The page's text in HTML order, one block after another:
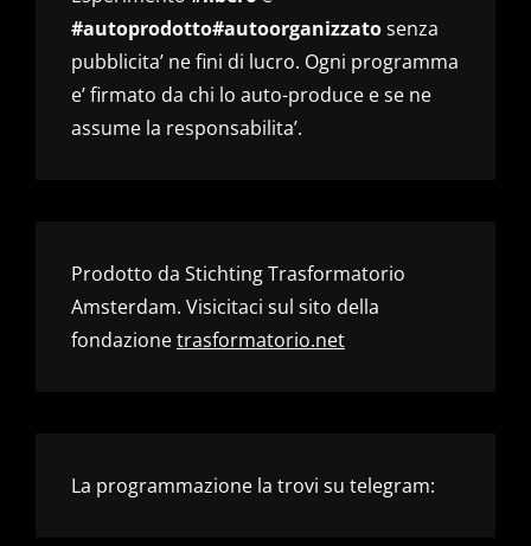
#autoprodotto#autoorganizzatosenza
pubblicita’ ne fini di lucro. Ogni programma
e’ firmato da chi lo auto-produce e se ne
assume la responsabilita’.
Prodotto da Stichting Trasformatorio
Amsterdam. Visicitaci sul sito della
fondazionetrasformatorio.net
La programmazione la trovi su telegram: